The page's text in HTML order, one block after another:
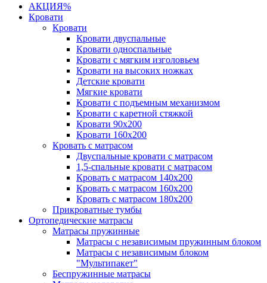
АКЦИЯ%
Кровати
Кровати
Кровати двуспальные
Кровати односпальные
Кровати с мягким изголовьем
Кровати на высоких ножках
Детские кровати
Мягкие кровати
Кровати с подъемным механизмом
Кровати с каретной стяжкой
Кровати 90х200
Кровати 160х200
Кровать с матрасом
Двуспальные кровати с матрасом
1,5-спальные кровати с матрасом
Кровать с матрасом 140х200
Кровать с матрасом 160х200
Кровать с матрасом 180х200
Прикроватные тумбы
Ортопедические матрасы
Матрасы пружинные
Матрасы с независимым пружинным блоком
Матрасы с независимым блоком
"Мультипакет"
Беспружинные матрасы